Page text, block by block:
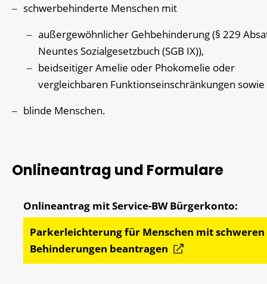
schwerbehinderte Menschen mit
außergewöhnlicher Gehbehinderung (§ 229
Neuntes Sozialgesetzbuch (SGB IX)),
beidseitiger Amelie oder Phokomelie oder
vergleichbaren Funktionseinschränkungen sowie
blinde Menschen.
Onlineantrag und Formulare
Parkerleichterung für Menschen mit schweren
Behinderungen beantragen